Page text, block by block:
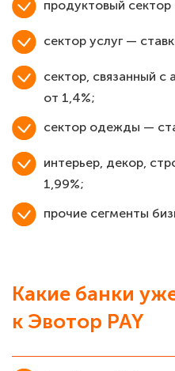
продуктовый
сектор услуг —
сектор, связанный
от 1,4%;
сектор одежды —
интерьер, декор,
1,99%;
прочие сегменты
Какие банки
к Эвотор PAY